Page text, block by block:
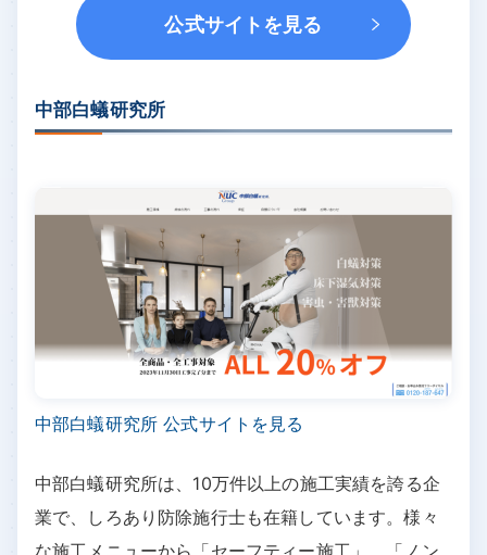
公式サイトを見る
中部白蟻研究所
中部白蟻研究所 公式サイトを見る
中部白蟻研究所は、10万件以上の施工実績を誇る企
業で、しろあり防除施行士も在籍しています。様々
な施工メニューから「セーフティー施工」、「ノン